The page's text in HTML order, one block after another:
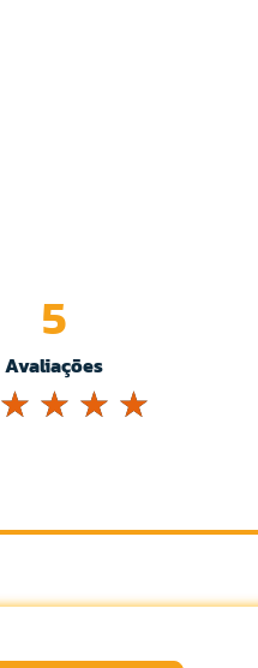
Avaliações
5
☆ ☆ ☆ ☆